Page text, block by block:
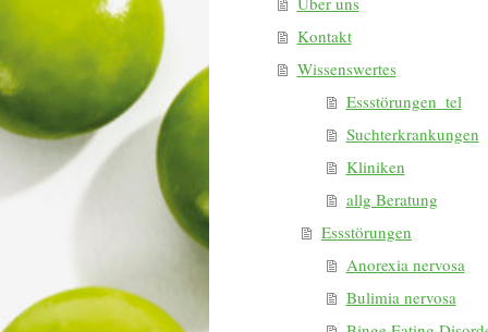
Kontakt
Wissenswertes
Essstörungen_tel
Suchterkrankungen
Kliniken
allg Beratung
Essstörungen
Anorexia nervosa
Bulimia nervosa